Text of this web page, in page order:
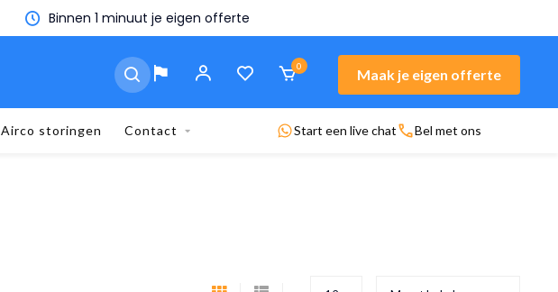
Binnen 1 minuut je eigen offerte
0 Maak je eigen offerte
Airco storingen Contact Start een live chat Bel met ons